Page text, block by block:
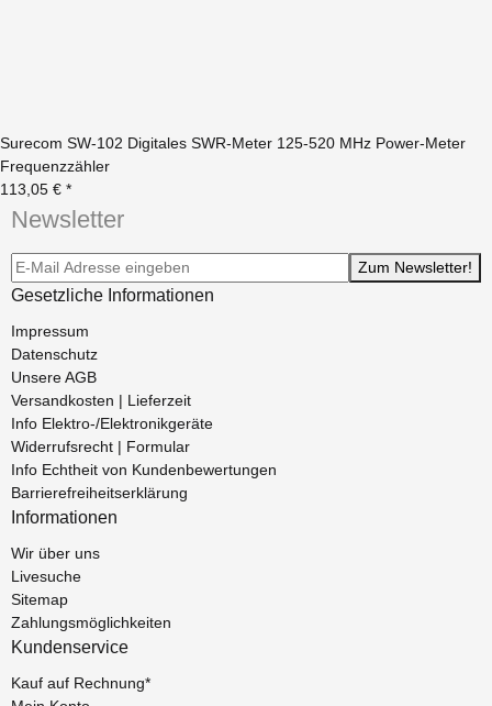
Surecom SW-102 Digitales SWR-Meter 125-520 MHz Power-Meter
Frequenzzähler
113,05 € *
Newsletter
Newsletter-Registrierung Zum Newsletter!
Gesetzliche Informationen
Impressum
Datenschutz
Unsere AGB
Versandkosten | Lieferzeit
Info Elektro-/Elektronikgeräte
Widerrufsrecht | Formular
Info Echtheit von Kundenbewertungen
Barrierefreiheitserklärung
Informationen
Wir über uns
Livesuche
Sitemap
Zahlungsmöglichkeiten
Kundenservice
Kauf auf Rechnung*